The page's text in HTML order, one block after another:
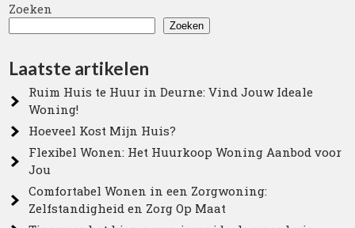
Zoeken
Zoeken
Laatste artikelen
Ruim Huis te Huur in Deurne: Vind Jouw Ideale
Woning!
Hoeveel Kost Mijn Huis?
Flexibel Wonen: Het Huurkoop Woning Aanbod voor
Jou
Comfortabel Wonen in een Zorgwoning:
Zelfstandigheid en Zorg Op Maat